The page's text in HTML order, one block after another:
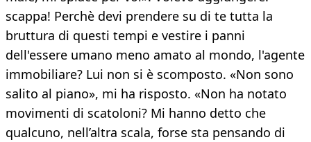
scappa! Perchè devi prendere su di te tutta la
bruttura di questi tempi e vestire i panni
dell'essere umano meno amato al mondo, l'agente
immobiliare? Lui non si è scomposto. «Non sono
salito al piano», mi ha risposto. «Non ha notato
movimenti di scatoloni? Mi hanno detto che
qualcuno, nell’altra scala, forse sta pensando di